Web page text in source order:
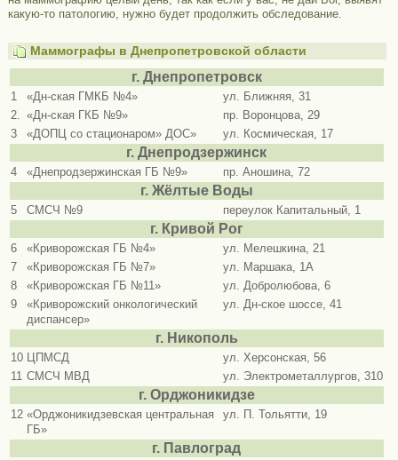
какую-то патологию, нужно будет продолжить обследование.
Маммографы в Днепропетровской области
г. Днепропетровск
1 «Дн-ская ГМКБ №4»
ул. Ближняя, 31
2. «Дн-ская ГКБ №9»
пр. Воронцова, 29
3
«ДОПЦ со стационаром» ДОС» ул. Космическая, 17
г. Днепродзержинск
4 «Днепродзержинская ГБ №9» пр. Аношина, 72
г. Жёлтые Воды
5 СМСЧ №9 переулок Капитальный, 1
г. Кривой Рог
6 «Криворожская ГБ №4»
ул. Мелешкина, 21
7
«Криворожская ГБ №7»
ул. Маршака, 1А
8
«Криворожская ГБ №11»
ул. Добролюбова, 6
9
«Криворожский онкологический
диспансер»
ул. Дн-ское шоссе, 41
г. Никополь
10 ЦПМСД
ул. Херсонская, 56
11 СМСЧ МВД ул. Электрометаллургов, 310
г. Орджоникидзе
12 «Орджоникидзевская центральная
ГБ»
ул. П. Тольятти, 19
г. Павлоград